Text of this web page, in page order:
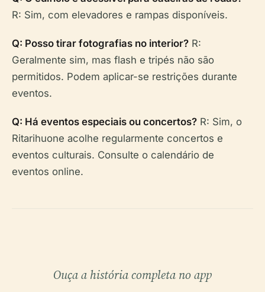
R: Sim, com elevadores e rampas disponíveis.
Q: Posso tirar fotografias no interior? R:
Geralmente sim, mas flash e tripés não são
permitidos. Podem aplicar-se restrições durante
eventos.
Q: Há eventos especiais ou concertos? R: Sim, o
Ritarihuone acolhe regularmente concertos e
eventos culturais. Consulte o calendário de
eventos online.
Ouça a história completa no app